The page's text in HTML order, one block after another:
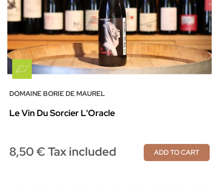
DOMAINE BORIE DE MAUREL
Le Vin Du Sorcier L'Oracle
8,50 € Tax included ADD TO CART